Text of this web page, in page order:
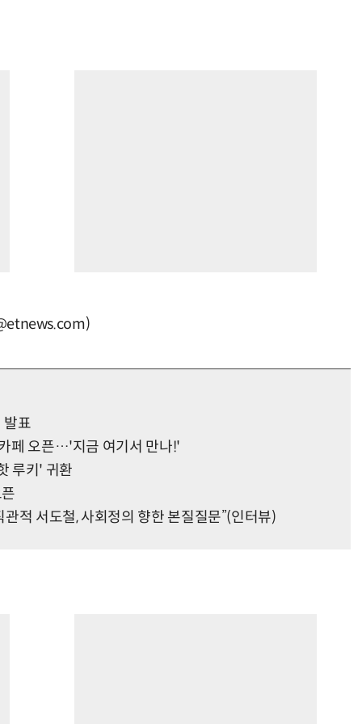
발표
페 오픈…'지금 여기서 만나!'
루키' 귀환
적 서도철, 사회정의 향한 본질질문”(인터뷰)